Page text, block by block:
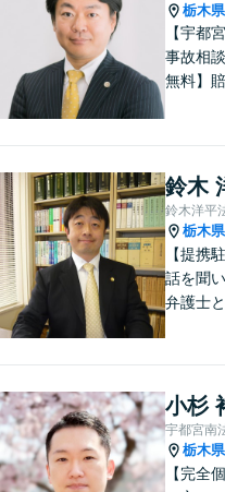
栃木県
【宇都
事故相
無料】
た方々
う強い
題に積
す。お
ださい。
鈴木
鈴木洋平
栃木県
【提携
話を聞
弁護士
小杉
宇都宮南
栃木県
【完全